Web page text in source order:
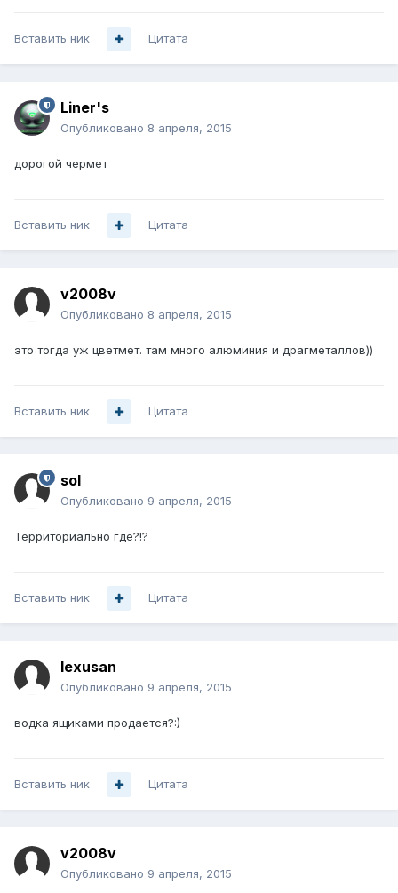
Вставить ник Цитата
Liner's
Опубликовано 8 апреля, 2015
дорогой чермет
Вставить ник Цитата
v2008v
Опубликовано 8 апреля, 2015
это тогда уж цветмет. там много алюминия и драгметаллов))
Вставить ник Цитата
sol
Опубликовано 9 апреля, 2015
Территориально где?!?
Вставить ник Цитата
lexusan
Опубликовано 9 апреля, 2015
водка ящиками продается?:)
Вставить ник Цитата
v2008v
Опубликовано 9 апреля, 2015